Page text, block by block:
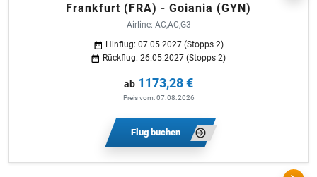
Frankfurt (FRA) - Goiania (GYN)
Airline: AC,AC,G3
Hinflug: 07.05.2027 (Stopps 2)
Rückflug: 26.05.2027 (Stopps 2)
ab 1173,28 €
Preis vom: 07.08.2026
Flug buchen